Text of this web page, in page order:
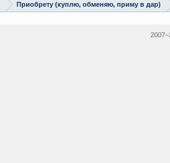
Приобрету (куплю, обменяю, приму в дар)
2007–